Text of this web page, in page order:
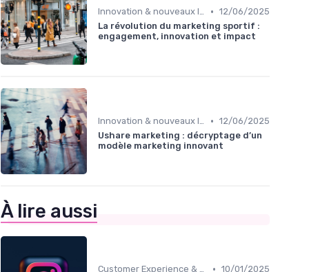
Innovation & nouveaux leviers marketing • 12/06/2025
La révolution du marketing sportif :
engagement, innovation et impact
Innovation & nouveaux leviers marketing • 12/06/2025
Ushare marketing : décryptage d’un
modèle marketing innovant
À lire aussi
Customer Experience & parcours client • 10/01/2025